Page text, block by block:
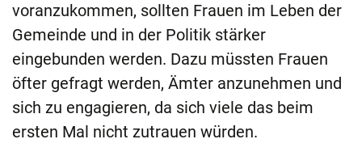
voranzukommen, sollten Frauen im Leben der
Gemeinde und in der Politik stärker
eingebunden werden. Dazu müssten Frauen
öfter gefragt werden, Ämter anzunehmen und
sich zu engagieren, da sich viele das beim
ersten Mal nicht zutrauen würden.